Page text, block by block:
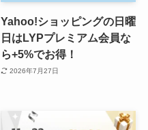
Yahoo!ショッピングの日曜
日はLYPプレミアム会員な
ら+5%でお得！
2026年7月27日